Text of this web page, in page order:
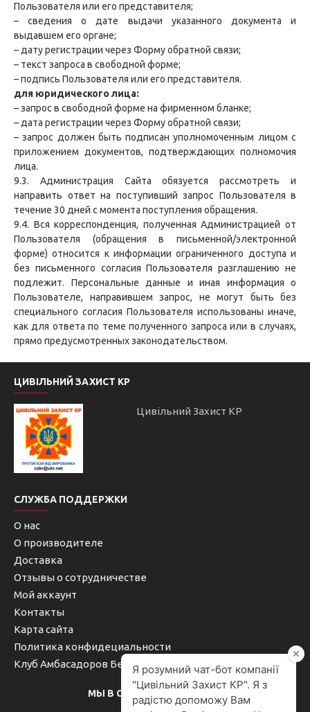
Пользователя или его представителя;
– сведения о дате выдачи указанного документа и
выдавшем его органе;
– дату регистрации через Форму обратной связи;
– текст запроса в свободной форме;
– подпись Пользователя или его представителя.
для юридического лица:
– запрос в свободной форме на фирменном бланке;
– дата регистрации через Форму обратной связи;
– запрос должен быть подписан уполномоченным лицом с
приложением документов, подтверждающих полномочия
лица.
9.3. Администрация Сайта обязуется рассмотреть и
направить ответ на поступивший запрос Пользователя в
течение 30 дней с момента поступления обращения.
9.4. Вся корреспонденция, полученная Администрацией от
Пользователя (обращения в письменной/электронной
форме) относится к информации ограниченного доступа и
без письменного согласия Пользователя разглашению не
подлежит. Персональные данные и иная информация о
Пользователе, направившем запрос, не могут быть без
специального согласия Пользователя использованы иначе,
как для ответа по теме полученного запроса или в случаях,
прямо предусмотренных законодательством.
ЦИВІЛЬНИЙ ЗАХИСТ КР
Цивільний Захист КР
СЛУЖБА ПОДДЕРЖКИ
О нас
О производителе
Доставка
Отзывы о сотрудничестве
Мой аккаунт
Контакты
Карта сайта
Политика конфидециальности
Клуб Амбасадоров Безопасности
МЫ В СОЦИАЛЬНЫХ СЕТЯХ